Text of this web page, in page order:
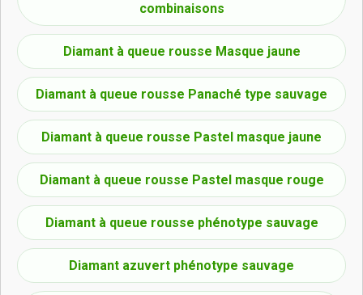
combinaisons
Diamant à queue rousse Masque jaune
Diamant à queue rousse Panaché type sauvage
Diamant à queue rousse Pastel masque jaune
Diamant à queue rousse Pastel masque rouge
Diamant à queue rousse phénotype sauvage
Diamant azuvert phénotype sauvage